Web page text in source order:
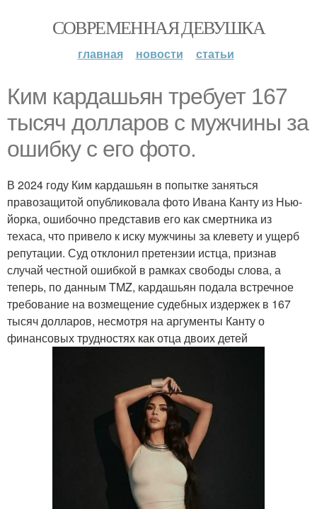
СОВРЕМЕННАЯ ДЕВУШКА
главная новости статьи
Ким кардашьян требует 167
тысяч долларов с мужчины за
ошибку с его фото.
В 2024 году Ким кардашьян в попытке заняться
правозащитой опубликовала фото Ивана Канту из Нью-
йорка, ошибочно представив его как смертника из
техаса, что привело к иску мужчины за клевету и ущерб
репутации. Суд отклонил претензии истца, признав
случай честной ошибкой в рамках свободы слова, а
теперь, по данным TMZ, кардашьян подала встречное
требование на возмещение судебных издержек в 167
тысяч долларов, несмотря на аргументы Канту о
финансовых трудностях как отца двоих детей